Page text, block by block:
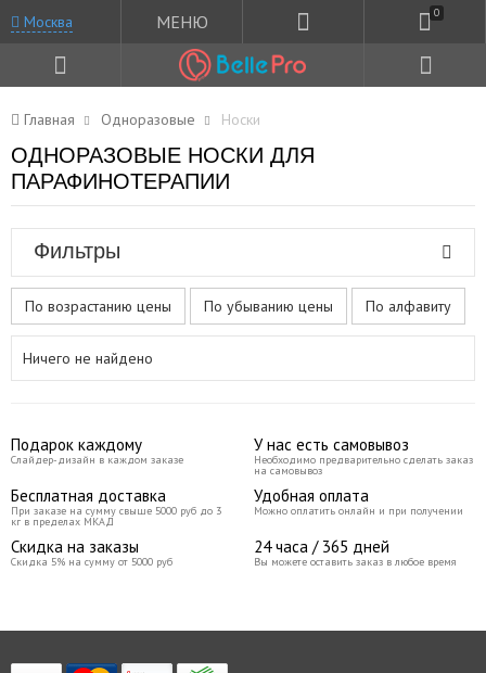
Москва МЕНЮ 0
Главная Одноразовые Носки
ОДНОРАЗОВЫЕ НОСКИ ДЛЯ
ПАРАФИНОТЕРАПИИ
Фильтры
По возрастанию цены По убыванию цены По алфавиту
Ничего не найдено
Подарок каждому
Слайдер-дизайн в каждом заказе
У нас есть самовывоз
Необходимо предварительно сделать заказ
на самовывоз
Бесплатная доставка
При заказе на сумму свыше 5000 руб до 3
кг в пределах МКАД
Удобная оплата
Можно оплатить онлайн и при получении
Скидка на заказы
Скидка 5% на сумму от 5000 руб
24 часа / 365 дней
Вы можете оставить заказ в любое время